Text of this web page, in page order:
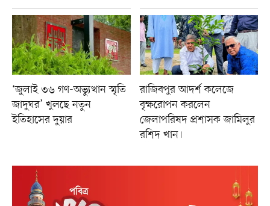
‘জুলাই ৩৬ গণ-অভ্যুত্থান স্মৃতি
জাদুঘর’ খুলছে নতুন
ইতিহাসের দুয়ার
রাজিবপুর আদর্শ কলেজে
বৃক্ষরোপন করলেন
জেলাপরিষদ প্রশাসক জামিলুর
রশিদ খান।